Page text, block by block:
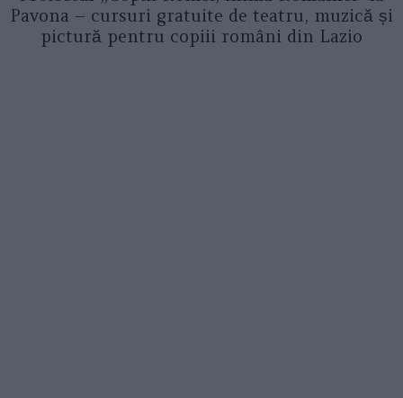
Pavona – cursuri gratuite de teatru, muzică și
pictură pentru copiii români din Lazio